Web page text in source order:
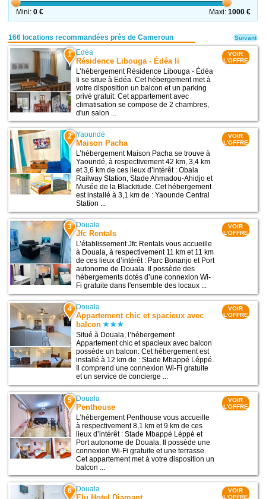
Mini: 0 € Maxi: 1000 €
166 locations recommandées près de Cameroun
1 Edéa
Résidence Libouga - Édéa Ii
L’hébergement Résidence Libouga - Édéa
Ii se situe à Edéa. Cet hébergement met à
votre disposition un balcon et un parking
privé gratuit. Cet appartement avec
climatisation se compose de 2 chambres,
d'un salon ...
VOIR
L'OFFRE
2 Yaoundé
Maison Pacha
L’hébergement Maison Pacha se trouve à
Yaoundé, à respectivement 42 km, 3,4 km
et 3,6 km de ces lieux d’intérêt : Obala
Railway Station, Stade Ahmadou-Ahidjo et
Musée de la Blackitude. Cet hébergement
est installé à 3,1 km de : Yaounde Central
Station ...
VOIR
L'OFFRE
3 Douala
Jfc Rentals
L’établissement Jfc Rentals vous accueille
à Douala, à respectivement 11 km et 11 km
de ces lieux d’intérêt : Parc Bonanjo et Port
autonome de Douala. Il possède des
hébergements dotés d’une connexion Wi-
Fi gratuite dans l'ensemble des locaux ...
VOIR
L'OFFRE
4 Douala
Appartement chic et spacieux avec
balcon
Situé à Douala, l’hébergement
Appartement chic et spacieux avec balcon
possède un balcon. Cet hébergement est
installé à 12 km de : Stade Mbappé Léppé.
Il comprend une connexion Wi-Fi gratuite
et un service de concierge ...
VOIR
L'OFFRE
5 Douala
Penthouse
L’hébergement Penthouse vous accueille
à respectivement 8,1 km et 9 km de ces
lieux d’intérêt : Stade Mbappé Léppé et
Port autonome de Douala. Il possède une
connexion Wi-Fi gratuite et une terrasse.
Cet appartement met à votre disposition un
balcon ...
VOIR
L'OFFRE
6 Douala
VOIR
L'OFFRE
Suivant